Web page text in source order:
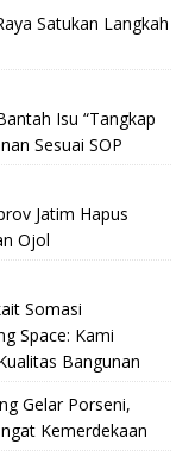
Satukan Langkah
Isu “Tangkap
Sesuai SOP
Jatim Hapus
Ojol
Somasi
Space: Kami
Bangunan
Gelar Porseni,
Kemerdekaan